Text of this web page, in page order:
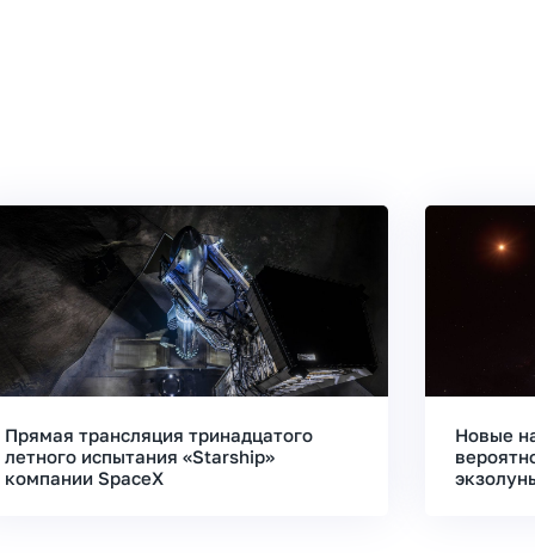
Прямая трансляция тринадцатого
летного испытания «Starship»
компании SpaceX
Новые